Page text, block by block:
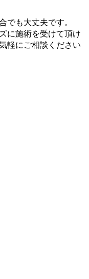
でも大丈夫です。
に施術を受けて頂け
軽にご相談ください